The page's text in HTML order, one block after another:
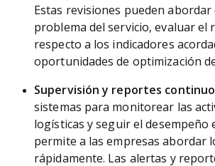
Estas revisiones pueden abordar
problema del servicio, evaluar el
respecto a los indicadores
oportunidades de optimización
Supervisión y reportes
sistemas para monitorear las
logísticas y seguir el desempeño
permite a las empresas abordar
rápidamente. Las alertas y